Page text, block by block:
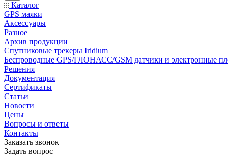
Каталог
GPS маяки
Аксессуары
Разное
Архив продукции
Спутниковые трекеры Iridium
Беспроводные GPS/ГЛОНАСС/GSM датчики и электронные
Решения
Документация
Сертификаты
Статьи
Новости
Цены
Вопросы и ответы
Контакты
Заказать звонок
Задать вопрос